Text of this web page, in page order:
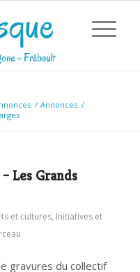
/ Annonces /
Les Grands
et cultures, Initiatives et
gravures du collectif